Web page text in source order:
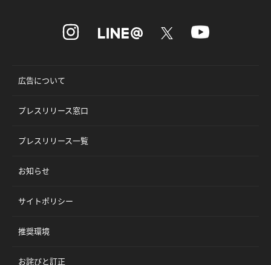
広告について
プレスリリース窓口
プレスリリース一覧
お知らせ
サイトポリシー
推奨環境
お詫びと訂正